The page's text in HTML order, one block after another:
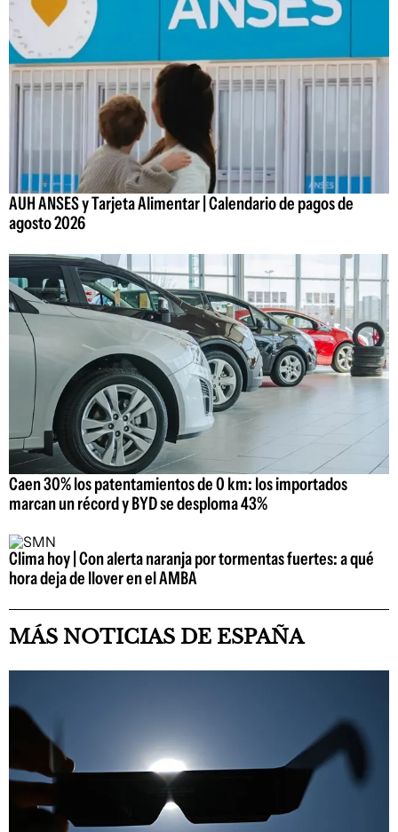
AUH ANSES y Tarjeta Alimentar | Calendario de pagos de
agosto 2026
Caen 30% los patentamientos de 0 km: los importados
marcan un récord y BYD se desploma 43%
Clima hoy | Con alerta naranja por tormentas fuertes: a qué
hora deja de llover en el AMBA
MÁS NOTICIAS DE ESPAÑA